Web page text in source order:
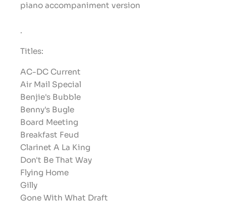
piano accompaniment version
.
Titles:
AC-DC Current
Air Mail Special
Benjie's Bubble
Benny's Bugle
Board Meeting
Breakfast Feud
Clarinet A La King
Don't Be That Way
Flying Home
Gilly
Gone With What Draft